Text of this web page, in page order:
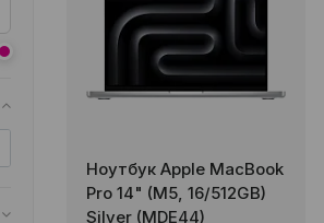
Ноутбук Apple MacBook
Pro 14" (M5, 16/512GB)
Silver (MDE44)